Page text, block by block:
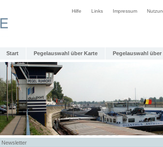
Hilfe Links Impressum
Start Pegelauswahl über Karte Pegelauswahl über
Newsletter